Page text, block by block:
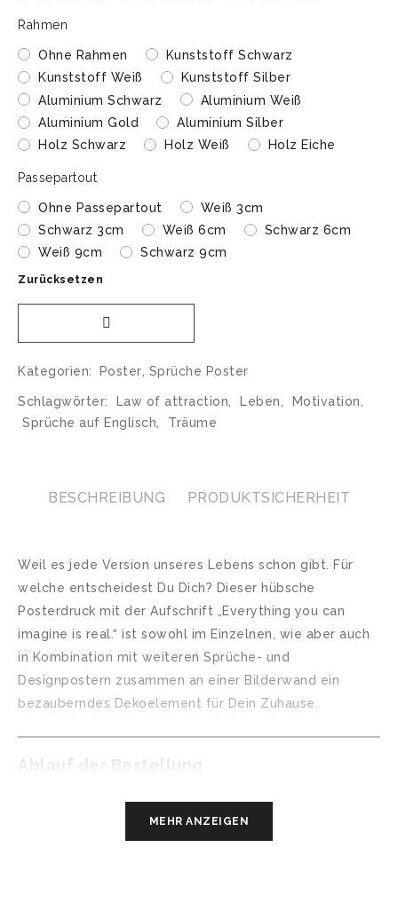
Rahmen
Ohne Rahmen
Kunststoff Schwarz
Kunststoff Weiß
Kunststoff Silber
Aluminium Schwarz
Aluminium Weiß
Aluminium Gold
Aluminium Silber
Holz Schwarz
Holz Weiß Holz Eiche
Passepartout
Ohne Passepartout
Weiß 3cm
Schwarz 3cm
Weiß 6cm
Schwarz 6cm
Weiß 9cm
Schwarz 9cm
Zurücksetzen
Kategorien: Poster, Sprüche Poster
Schlagwörter: Law of attraction, Leben, Motivation,
Sprüche auf Englisch, Träume
BESCHREIBUNG PRODUKTSICHERHEIT
Weil es jede Version unseres Lebens schon gibt. Für
welche entscheidest Du Dich? Dieser hübsche
Posterdruck mit der Aufschrift „Everything you can
imagine is real.“ ist sowohl im Einzelnen, wie aber auch
in Kombination mit weiteren Sprüche- und
Designpostern zusammen an einer Bilderwand ein
bezauberndes Dekoelement für Dein Zuhause.
Ablauf der Bestellung
Du hast eine Frage oder einen Änderungswunsch zu
Deinem Poster? Dann schreibe uns über das
MEHR ANZEIGEN